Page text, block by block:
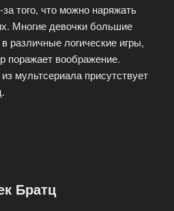
того, что можно наряжать
Многие девочки большие
различные логические игры,
поражает воображение.
мультсериала присутствует
Братц